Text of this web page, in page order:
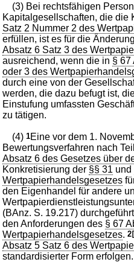
(3) Bei rechtsfähigen
Kapitalgesellschaften, die die
Satz 2 Nummer 2 des
erfüllen, ist es für die
Absatz 6 Satz 3 des
ausreichend, wenn die in § 67
oder 3 des
durch eine von der
werden, die dazu befugt ist,
Einstufung umfassten
zu tätigen.
(4)1Eine vor dem 1.
Bewertungsverfahren nach
Absatz 6 des Gesetzes über
Konkretisierung der §§ 31 und
Wertpapierhandelsgesetzes
den Eigenhandel für andere
(BAnz. S. 19.217)
den Anforderungen des § 67
Wertpapierhandelsgesetzes.2
Absatz 5 Satz 6 des
standardisierter Form erfolgen.